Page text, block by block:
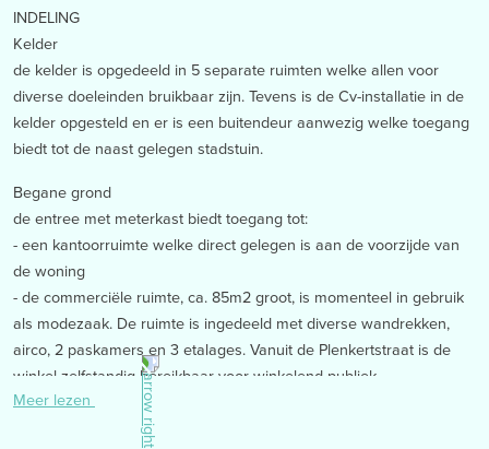
INDELING
Kelder
de kelder is opgedeeld in 5 separate ruimten welke allen voor
diverse doeleinden bruikbaar zijn. Tevens is de Cv-installatie in de
kelder opgesteld en er is een buitendeur aanwezig welke toegang
biedt tot de naast gelegen stadstuin.
Begane grond
de entree met meterkast biedt toegang tot:
- een kantoorruimte welke direct gelegen is aan de voorzijde van
de woning
- de commerciële ruimte, ca. 85m2 groot, is momenteel in gebruik
als modezaak. De ruimte is ingedeeld met diverse wandrekken,
airco, 2 paskamers en 3 etalages. Vanuit de Plenkertstraat is de
winkel zelfstandig bereikbaar voor winkelend publiek
- toiletruimte
Meer lezen